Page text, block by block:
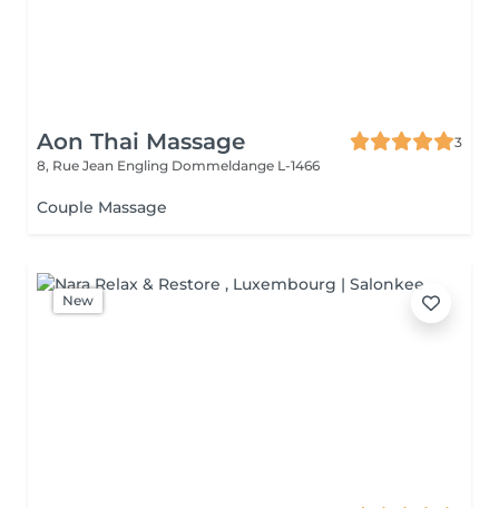
Aon Thai Massage
3
8, Rue Jean Engling Dommeldange L-1466
Couple Massage
New